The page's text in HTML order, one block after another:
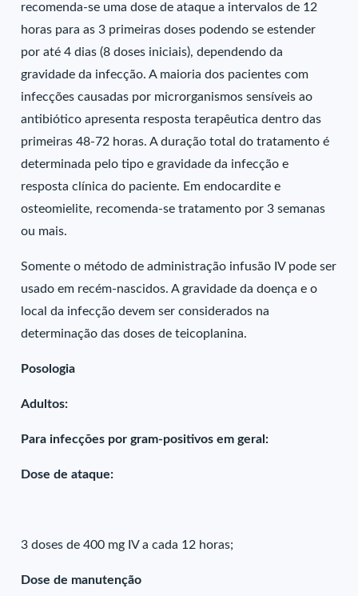
recomenda-se uma dose de ataque a intervalos de 12
horas para as 3 primeiras doses podendo se estender
por até 4 dias (8 doses iniciais), dependendo da
gravidade da infecção. A maioria dos pacientes com
infecções causadas por microrganismos sensíveis ao
antibiótico apresenta resposta terapêutica dentro das
primeiras 48-72 horas. A duração total do tratamento é
determinada pelo tipo e gravidade da infecção e
resposta clínica do paciente. Em endocardite e
osteomielite, recomenda-se tratamento por 3 semanas
ou mais.
Somente o método de administração infusão IV pode ser
usado em recém-nascidos. A gravidade da doença e o
local da infecção devem ser considerados na
determinação das doses de teicoplanina.
Posologia
Adultos:
Para infecções por gram-positivos em geral:
Dose de ataque:
3 doses de 400 mg IV a cada 12 horas;
Dose de manutenção